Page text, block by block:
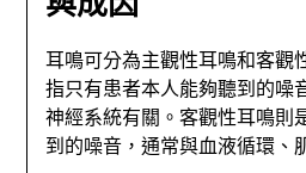
耳鳴可分為主觀性耳鳴和客觀
指只有患者本人能夠聽到的噪
神經系統有關。客觀性耳鳴則
到的噪音，通常與血液循環、